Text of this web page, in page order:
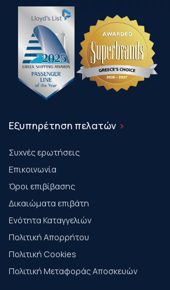
Εξυπηρέτηση πελατών
Συχνές ερωτήσεις
Επικοινωνία
Όροι επιβίβασης
Δικαιώματα επιβάτη
Ενότητα Καταγγελιών
Πολιτική Απορρήτου
Πολιτική Cookies
Πολιτική Μεταφοράς Αποσκευών